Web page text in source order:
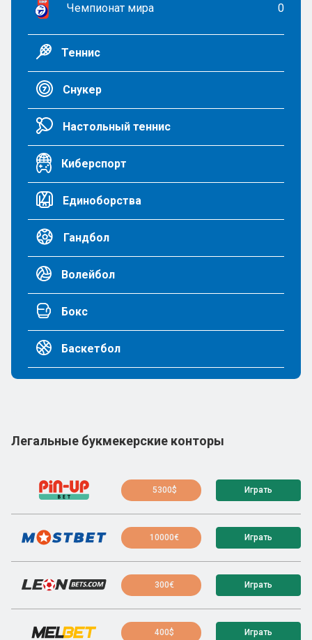
Чемпионат мира 0
Теннис
Снукер
Настольный теннис
Киберспорт
Единоборства
Гандбол
Волейбол
Бокс
Баскетбол
Легальные букмекерские конторы
5300$ Играть
10000€ Играть
300€ Играть
400$ Играть